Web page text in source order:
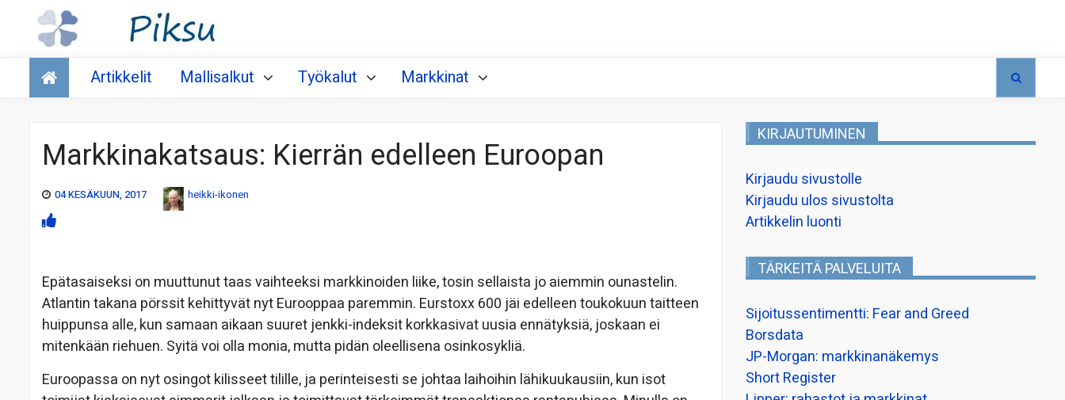
Talous
Artikkelit Mallisalkut Työkalut Markkinat
Markkinakatsaus: Kierrän edelleen Euroopan
04 KESÄKUUN, 2017 heikki-ikonen
Epätasaiseksi on muuttunut taas vaihteeksi markkinoiden liike, tosin sellaista jo aiemmin ounastelin.
Atlantin takana pörssit kehittyvät nyt Eurooppaa paremmin. Eurstoxx 600 jäi edelleen toukokuun taitteen
huippunsa alle, kun samaan aikaan suuret jenkki-indeksit korkkasivat uusia ennätyksiä, joskaan ei
mitenkään riehuen. Syitä voi olla monia, mutta pidän oleellisena osinkosykliä.
Euroopassa on nyt osingot kilisseet tilille, ja perinteisesti se johtaa laihoihin lähikuukausiin, kun isot
KIRJAUTUMINEN
Kirjaudu sivustolle
Kirjaudu ulos sivustolta
Artikkelin luonti
TÄRKEITÄ PALVELUITA
Sijoitussentimentti: Fear and Greed
Borsdata
JP-Morgan: markkinanäkemys
Short Register